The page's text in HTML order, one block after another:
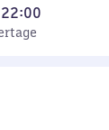
22:00